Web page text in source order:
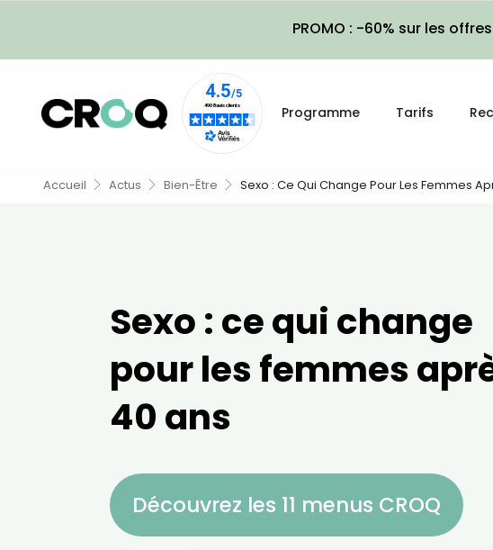
PROMO : -60% sur les
Programme Tarifs
Accueil Actus Bien-Être Sexo : Ce Qui Change Pour Les Femmes
Sexo : ce qui change
pour les femmes
40 ans
Découvrez les 11 menus CROQ